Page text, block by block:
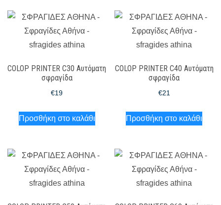
COLOP PRINTER C30 Αυτόματη
σφραγίδα
€19
Προσθήκη στο καλάθι
COLOP PRINTER C40 Αυτόματη
σφραγίδα
€21
Προσθήκη στο καλάθι